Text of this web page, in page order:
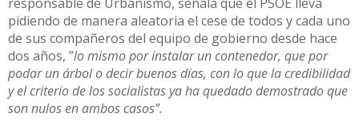
pidiendo de manera aleatoria el cese de todos y cada uno
de sus compañeros del equipo de gobierno desde hace
dos años, ”lo mismo por instalar un contenedor, que por
podar un árbol o decir buenos días, con lo que la credibilidad
y el criterio de los socialistas ya ha quedado demostrado que
son nulos en ambos casos”.